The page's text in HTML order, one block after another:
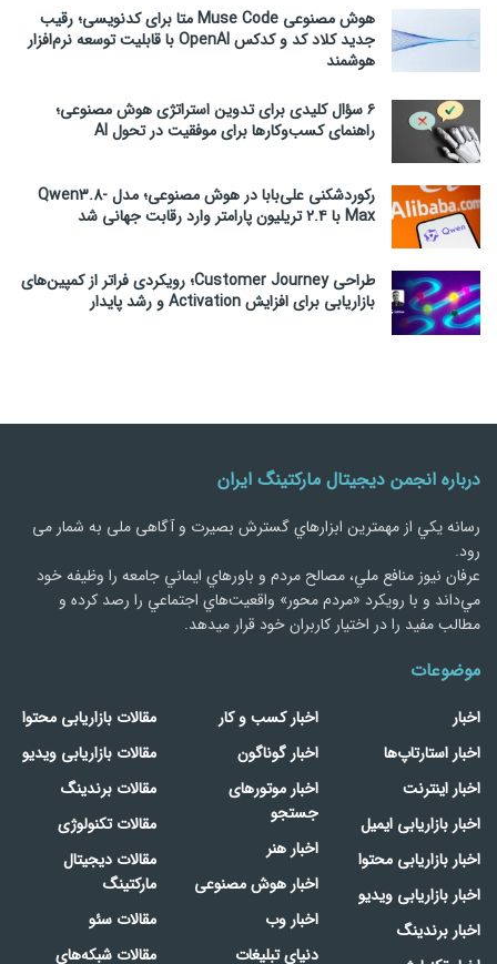
هوش مصنوعی Muse Code متا برای کدنویسی؛ رقیب
جدید کلاد کد و کدکس OpenAI با قابلیت توسعه نرم‌افزار
هوشمند
۶ سؤال کلیدی برای تدوین استراتژی هوش مصنوعی؛
راهنمای کسب‌وکارها برای موفقیت در تحول AI
رکوردشکنی علی‌بابا در هوش مصنوعی؛ مدل Qwen3.8-
Max با ۲.۴ تریلیون پارامتر وارد رقابت جهانی شد
طراحی Customer Journey؛ رویکردی فراتر از کمپین‌های
بازاریابی برای افزایش Activation و رشد پایدار
درباره انجمن دیجیتال مارکتینگ ایران
رسانه يكي از مهمترین ابزارهاي گسترش بصیرت و آگاهی ملی به شمار می
رود.
عرفان نیوز منافع ملي، مصالح مردم و باورهاي ايماني جامعه را وظيفه خود
مي‌داند و با رويكرد «مردم‌ محور» واقعيت‌هاي اجتماعي را رصد کرده و
مطالب مفید را در اختیار کاربران خود قرار میدهد.
موضوعات
اخبار
اخبار استارتاپ‌ها
اخبار اینترنت
اخبار بازاریابی ایمیل
اخبار بازاریابی محتوا
اخبار بازاریابی ویدیو
اخبار برندینگ
اخبار کسب و کار
اخبار گوناگون
اخبار موتورهای
جستجو
اخبار هنر
اخبار هوش مصنوعی
اخبار وب
دنیای تبلیغات
مقالات بازاریابی محتوا
مقالات بازاریابی ویدیو
مقالات برندینگ
مقالات تکنولوژی
مقالات دیجیتال
مارکتینگ
مقالات سئو
مقالات شبکه‌های